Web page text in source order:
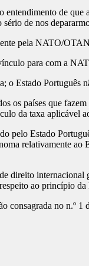
de
de nos
pela NATO/
para com a
o Estado
países que
da taxa
Estado
relativamente ao
direito
ao princípio da
consagrada no